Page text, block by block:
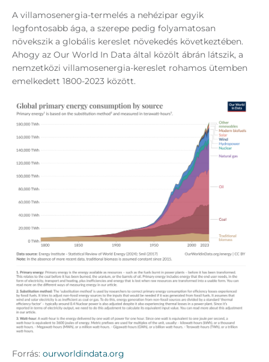
A villamosenergia-termelés a nehézipar egyik
legfontosabb ága, a szerepe pedig folyamatosan
növekszik a globális kereslet növekedés következtében.
Ahogy az Our World In Data által közölt ábrán látszik, a
nemzetközi villamosenergia-kereslet rohamos ütemben
emelkedett 1800-2023 között.
Forrás: ourworldindata.org